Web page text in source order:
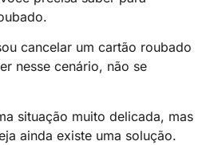
cancelar um cartão roubado
nesse cenário, não se
situação muito delicada, mas
ainda existe uma solução.